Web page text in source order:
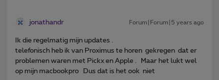
jonathandr Forum|Forum|5 years ago
Ik die regelmatig mijn updates .
telefonisch heb ik van Proximus te horen gekregen dat er
problemen waren met Pickx en Apple . Maar het lukt wel
op mijn macbookpro Dus dat is het ook niet